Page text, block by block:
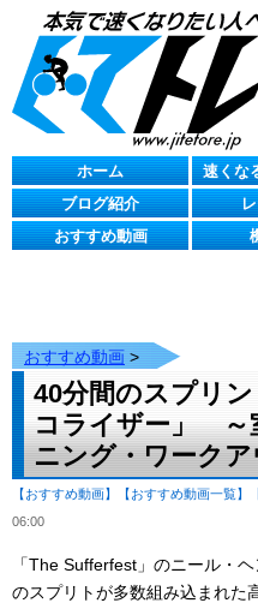
ホーム
速くな
ブログ紹介
おすすめ動画
おすすめ動画 >
40分間のスプリ
コライザー」 ～
ニング・ワーク
【おすすめ動画】 【おすすめ動画一覧】
06:00
「The Sufferfest」のニール・
のスプリトが多数組み込まれた